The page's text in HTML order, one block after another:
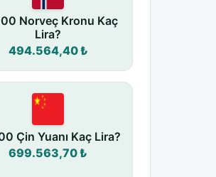
Norveç Kronu Kaç
Lira?
494.564,40 ₺
Çin Yuanı Kaç Lira?
699.563,70 ₺